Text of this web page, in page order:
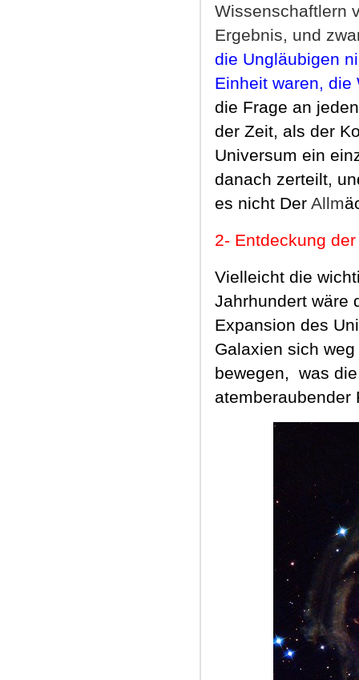
Wissenschaftlern
Ergebnis, und
die Ungläubigen
Einheit waren, die
die Frage an
der Zeit, als der
Universum ein
danach zerteilt,
es nicht Der Allm
2- Entdeckung
Vielleicht die
Jahrhundert wäre
Expansion des
Galaxien sich
bewegen, was
atemberaubender